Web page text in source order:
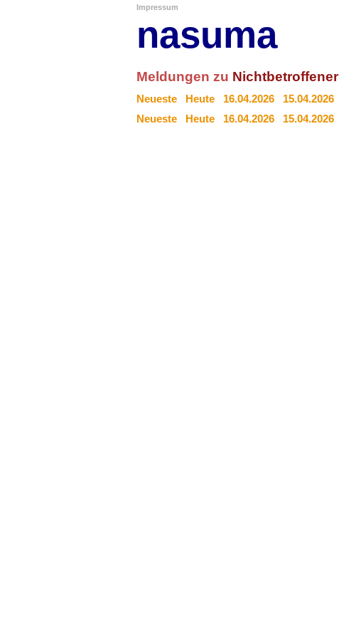
Impressum
nasuma
Meldungen zu Nichtbetroffener
Neueste Heute 16.04.2026 15.04.2026
Neueste
Heute 16.04.2026 15.04.2026